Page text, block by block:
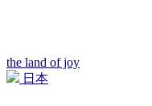
the land of joy
日本